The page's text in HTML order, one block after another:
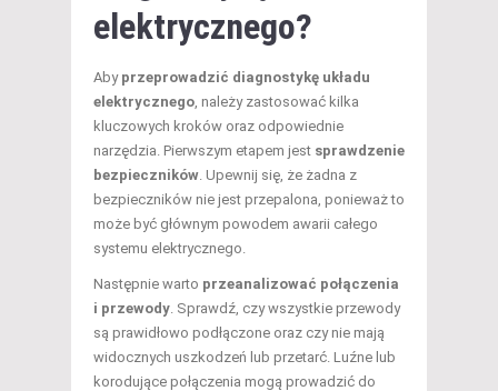
elektrycznego?
Aby przeprowadzić diagnostykę układu
elektrycznego , należy zastosować kilka
kluczowych kroków oraz odpowiednie
narzędzia. Pierwszym etapem jest sprawdzenie
bezpieczników . Upewnij się, że żadna z
bezpieczników nie jest przepalona, ponieważ to
może być głównym powodem awarii całego
systemu elektrycznego.
Następnie warto przeanalizować połączenia
i przewody . Sprawdź, czy wszystkie przewody
są prawidłowo podłączone oraz czy nie mają
widocznych uszkodzeń lub przetarć. Luźne lub
korodujące połączenia mogą prowadzić do